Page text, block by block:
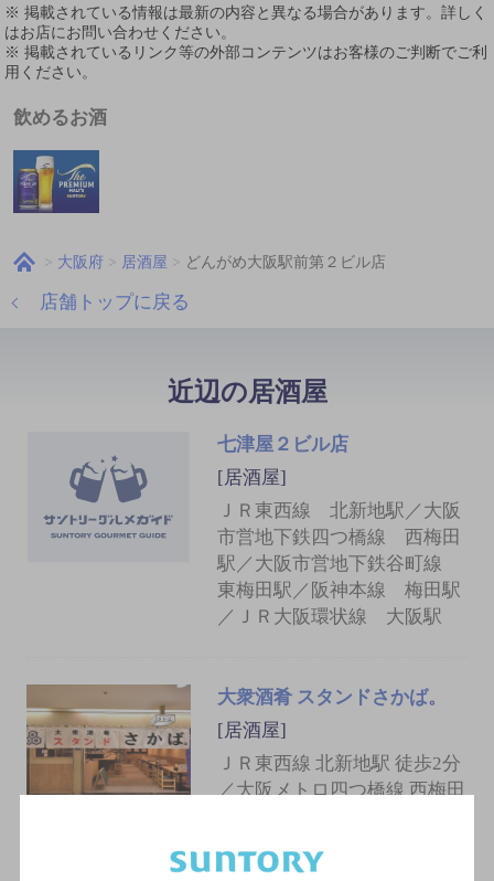
※ 掲載されている情報は最新の内容と異なる場合があります。詳しく
はお店にお問い合わせください。
※ 掲載されているリンク等の外部コンテンツはお客様のご判断でご利
用ください。
飲めるお酒
大阪府 居酒屋 どんがめ大阪駅前第２ビル店
店舗トップに戻る
近辺の居酒屋
七津屋２ビル店
[居酒屋]
ＪＲ東西線 北新地駅／大阪
市営地下鉄四つ橋線 西梅田
駅／大阪市営地下鉄谷町線
東梅田駅／阪神本線 梅田駅
／ＪＲ大阪環状線 大阪駅
大衆酒肴 スタンドさかば。
[居酒屋]
ＪＲ東西線 北新地駅 徒歩2分
／大阪メトロ四つ橋線 西梅田